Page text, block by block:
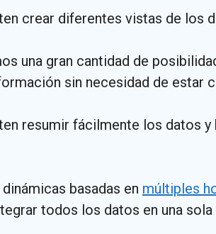
crear diferentes vistas de los
una gran cantidad de
sin necesidad de estar
resumir fácilmente los datos
basadas en múltiples
todos los datos en una sola